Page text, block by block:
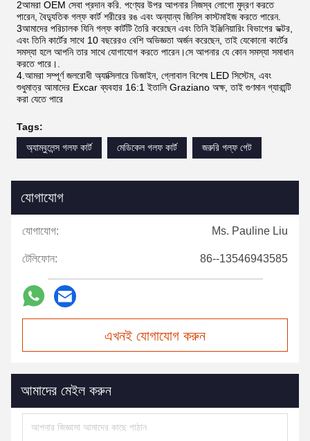
2আমরা OEM সেবা প্রদান করি. পণ্যের উপর আপনার নিজস্ব লোগো মুদ্রণ করতে
পারেন, বৈদ্যুতিক গল্ফ কার্ট শরীরের রঙ এবং অন্যান্য জিনিস কাস্টমাইজ করতে পারেন.
3আমাদের পরিচালক যিনি গল্ফ কার্টটি তৈরি করেছেন এবং তিনি ইঞ্জিনিয়ারিং বিভাগের ডক্টর,
এবং তিনি কার্টের সাথে 10 বছরেরও বেশি অভিজ্ঞতা অর্জন করেছেন, তাই যেকোনো কার্টের
সমস্যা হলে আপনি তার সাথে যোগাযোগ করতে পারেন।সে আপনার যে কোন সমস্যা সমাধান
করতে পারে।.
4.আমরা সম্পূর্ণ জলরোধী অ্যাক্সিলারে ডিজাইন, গ্লোবাল বিশেষ LED সিস্টেম, এবং
শুধুমাত্র আমাদের Excar ব্যবহার 16:1 ইতালি Graziano অক্ষ, তাই গুণমান গ্যারান্টি
করা যেতে পারে
Tags:
অ্যাম্বুলেন্স গলফ কার্ট
মেডিকেল গলফ কার্ট জরুরি গল্ফ গেট
যোগাযোগ
যোগাযোগ: Ms. Pauline Liu
টেলিফোন: 86--13546943585
এখনই যোগাযোগ করুন
আমাদের মেইল করুন